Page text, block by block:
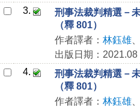
3.
刑事法裁判精選－
（釋 801）
作者譯者： 林鈺雄
出版日期：2021.08
4.
刑事法裁判精選－
（釋 801）
作者譯者： 林鈺雄